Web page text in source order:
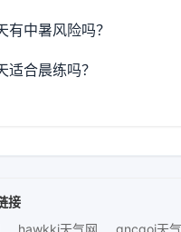
中暑风险吗？
合晨练吗？
接
hawkki天气网 gncgoi天